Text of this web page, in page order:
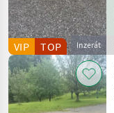
Inzerát
VIP TOP